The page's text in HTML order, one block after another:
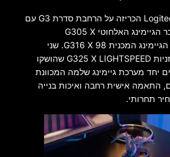
במסגרת מגמה זו, Logitech G הכריזה על הרחבת סדרת G3 עם
שני מוצרים חדשים: עכבר הגיימינג האלחוטי G305 X
SUPERLIGHT ומקלדת הגיימינג המכנית G316 X 98. שני
המוצרים מצטרפים לאוזניות G325 X LIGHTSPEED שהושקו
יחד מערכת גיימינג שלמה המכוונת
התאמה אישית רחבה ואיכות בנייה
תחרותי.